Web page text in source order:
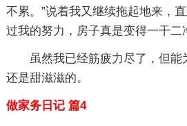
不累。”说着我又继续拖起地来，
过我的努力，房子真是变得一干二
虽然我已经筋疲力尽了，但能
还是甜滋滋的。
做家务日记 篇4